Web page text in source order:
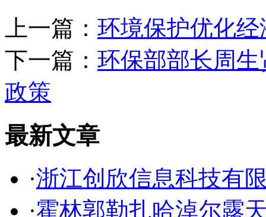
上一篇： 环境保护优化
下一篇： 环保部部长周
政策
最新文章
·浙江创欣信息科技有
·霍林郭勒扎哈淖尔露